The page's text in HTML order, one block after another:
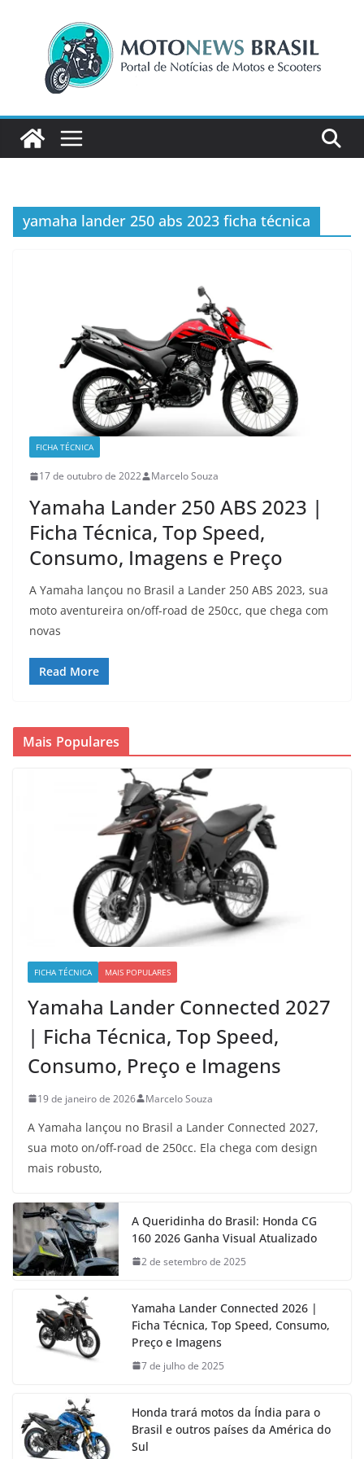
conteúdo
yamaha lander 250 abs 2023 ficha técnica
FICHA TÉCNICA
17 de outubro de 2022 Marcelo Souza
Yamaha Lander 250 ABS 2023 |
Ficha Técnica, Top Speed,
Consumo, Imagens e Preço
A Yamaha lançou no Brasil a Lander 250 ABS 2023, sua
moto aventureira on/off-road de 250cc, que chega com
novas
Read More
Mais Populares
FICHA TÉCNICA MAIS POPULARES
Yamaha Lander Connected 2027
| Ficha Técnica, Top Speed,
Consumo, Preço e Imagens
19 de janeiro de 2026 Marcelo Souza
A Yamaha lançou no Brasil a Lander Connected 2027,
sua moto on/off-road de 250cc. Ela chega com design
mais robusto,
A Queridinha do Brasil: Honda CG
160 2026 Ganha Visual Atualizado
2 de setembro de 2025
Yamaha Lander Connected 2026 |
Ficha Técnica, Top Speed, Consumo,
Preço e Imagens
7 de julho de 2025
Honda trará motos da Índia para o
Brasil e outros países da América do
Sul